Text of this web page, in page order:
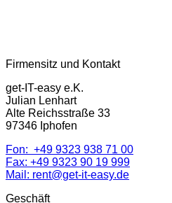
Firmensitz und Kontakt
get-IT-easy e.K.
Julian Lenhart
Alte Reichsstraße 33
97346 Iphofen
Fon: +49 9323 938 71 00
Fax: +49 9323 90 19 999
Mail: rent@get-it-easy.de
Geschäft